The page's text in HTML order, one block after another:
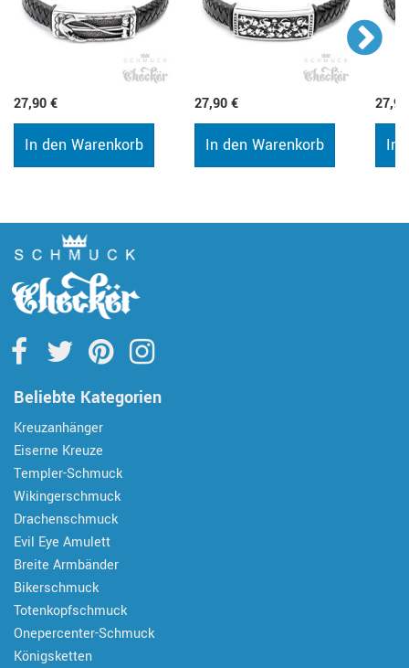
27,90 €
In den Warenkorb
27,90 €
In den Warenkorb In
Beliebte Kategorien
Kreuzanhänger
Eiserne Kreuze
Templer-Schmuck
Wikingerschmuck
Drachenschmuck
Evil Eye Amulett
Breite Armbänder
Bikerschmuck
Totenkopfschmuck
Onepercenter-Schmuck
Königsketten